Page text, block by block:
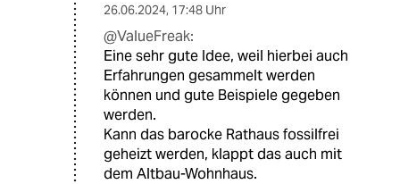
26.06.2024, 17:48 Uhr
@ValueFreak:
Eine sehr gute Idee, weil hierbei auch
Erfahrungen gesammelt werden
können und gute Beispiele gegeben
werden.
Kann das barocke Rathaus fossilfrei
geheizt werden, klappt das auch mit
dem Altbau-Wohnhaus.